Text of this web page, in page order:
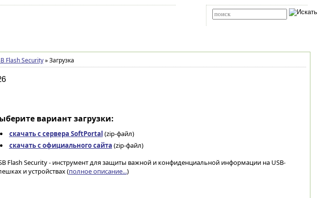
Flash Security »Загрузка
вариант загрузки:
скачать с сервера SoftPortal (zip-файл)
скачать с официального сайта (zip-файл)
Flash Security - инструмент для защиты важной и конфиденциальной информации на USB-
и устройствах (полное описание...)